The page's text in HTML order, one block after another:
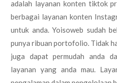
adalah layanan konten tiktok
berbagai layanan konten
untuk anda. Yoisoweb sudah
punya ribuan portofolio. Tidak
juga dapat permudah anda
layanan yang anda mau.